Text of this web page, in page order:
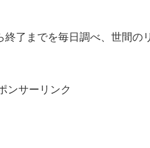
了までを毎日調べ、世間の
ンサーリンク